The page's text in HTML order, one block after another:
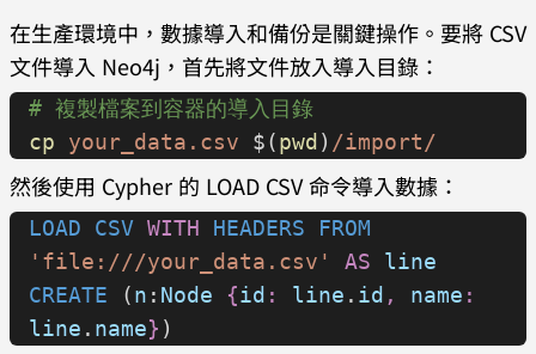
// 應用程序結束時關閉驅動
await
driver.close();
在生產環境中，數據導入和備份是關鍵操作。要將 CSV
文件導入 Neo4j，首先將文件放入導入目錄：
# 複製檔案到容器的導入目錄
cp your_data.csv $(pwd) /import/
然後使用 Cypher 的 LOAD CSV 命令導入數據：
LOAD CSV WITH HEADERS FROM
'file:///your_data.csv'
AS line
CREATE (n : Node {id : line . id , name :
line . name} )